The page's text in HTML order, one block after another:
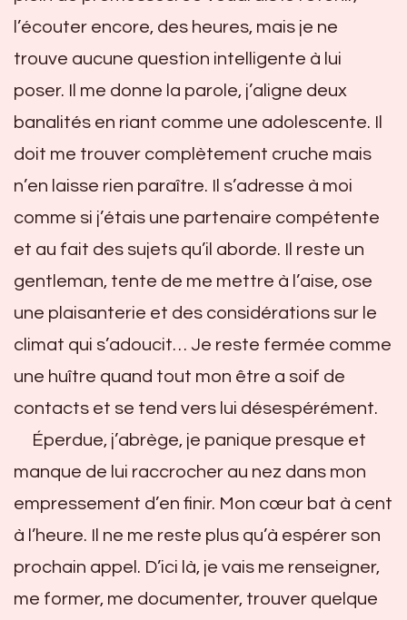
l’écouter encore, des heures, mais je ne
trouve aucune question intelligente à lui
poser. Il me donne la parole, j’aligne deux
banalités en riant comme une adolescente. Il
doit me trouver complètement cruche mais
n’en laisse rien paraître. Il s’adresse à moi
comme si j’étais une partenaire compétente
et au fait des sujets qu’il aborde. Il reste un
gentleman, tente de me mettre à l’aise, ose
une plaisanterie et des considérations sur le
climat qui s’adoucit… Je reste fermée comme
une huître quand tout mon être a soif de
contacts et se tend vers lui désespérément.
Éperdue, j’abrège, je panique presque et
manque de lui raccrocher au nez dans mon
empressement d’en finir. Mon cœur bat à cent
à l’heure. Il ne me reste plus qu’à espérer son
prochain appel. D’ici là, je vais me renseigner,
me former, me documenter, trouver quelque